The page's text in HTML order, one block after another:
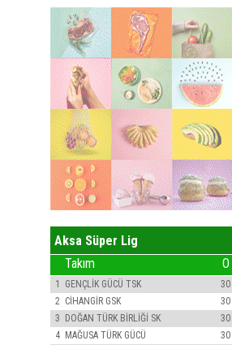
Aksa Süper Lig
Takım O
1 GENÇLİK GÜCÜ TSK 30
2 CİHANGİR GSK 30
3 DOĞAN TÜRK BİRLİĞİ SK 30
4 MAĞUSA TÜRK GÜCÜ 30